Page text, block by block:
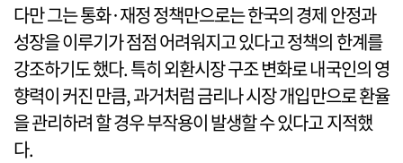
다만 그는 통화·재정 정책만으로는 한국의 경제 안정과
성장을 이루기가 점점 어려워지고 있다고 정책의 한계를
강조하기도 했다. 특히 외환시장 구조 변화로 내국인의 영
향력이 커진 만큼, 과거처럼 금리나 시장 개입만으로 환율
을 관리하려 할 경우 부작용이 발생할 수 있다고 지적했
다.